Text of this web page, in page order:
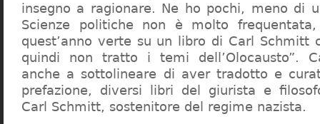
insegno a ragionare. Ne ho pochi, meno di
Scienze politiche non è molto
quest’anno verte su un libro di Carl Schmitt
quindi non tratto i temi dell’Olocausto”.
anche a sottolineare di aver tradotto e
prefazione, diversi libri del giurista e
Carl Schmitt, sostenitore del regime nazista.